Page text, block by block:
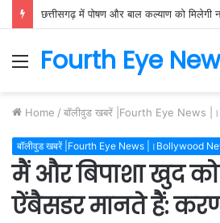
Menu
Fourth Eye
Home / बॉलीवुड खबरें |Fourth Eye News
बॉलीवुड खबरें |Fourth Eye News |।Bollywood
मैं और बिपाशा खुद को
ऐंबैसडर मानते हैं: